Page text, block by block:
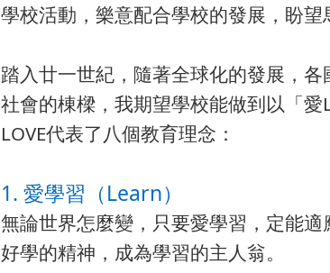
學校活動，樂意配合學校的發展，盼望
踏入廿一世紀，隨著全球化的發展，
社會的棟樑，我期望學校能做到以「
LOVE代表了八個教育理念：
1. 愛學習（Learn）
無論世界怎麼變，只要愛學習，定能
好學的精神，成為學習的主人翁。